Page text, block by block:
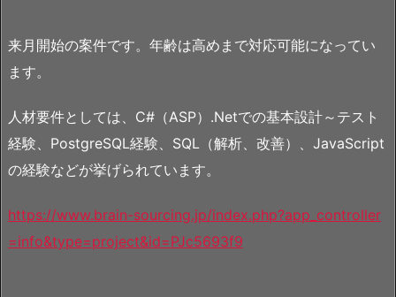
来月開始の案件です。年齢は高めまで対応可能になってい
ます。
人材要件としては、C#（ASP）.Netでの基本設計～テスト
経験、PostgreSQL経験、SQL（解析、改善）、JavaScript
の経験などが挙げられています。
https://www.brain-sourcing.jp/index.php?app_controller
=info&type=project&id=PJc5693f9